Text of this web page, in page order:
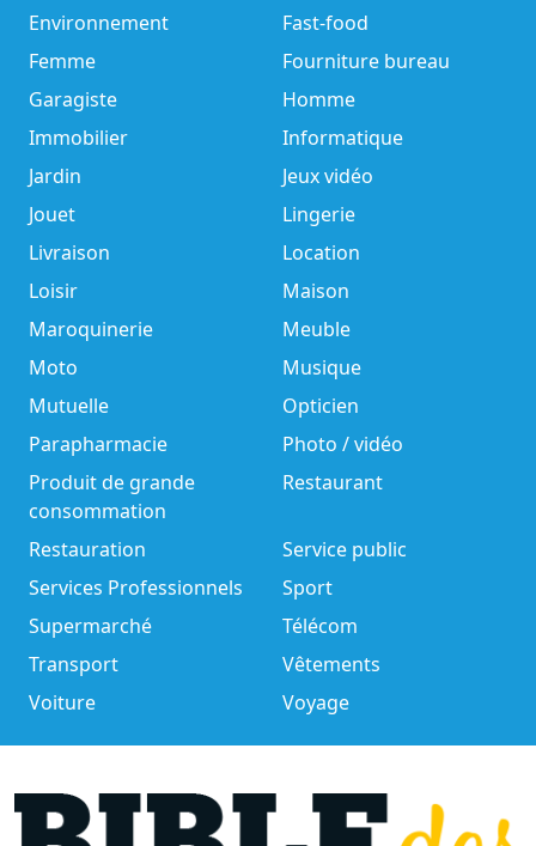
Environnement
Fast-food
Femme
Fourniture bureau
Garagiste
Homme
Immobilier
Informatique
Jardin
Jeux vidéo
Jouet
Lingerie
Livraison
Location
Loisir
Maison
Maroquinerie
Meuble
Moto
Musique
Mutuelle
Opticien
Parapharmacie
Photo / vidéo
Produit de grande
consommation
Restaurant
Restauration
Service public
Services Professionnels
Sport
Supermarché
Télécom
Transport
Vêtements
Voiture
Voyage